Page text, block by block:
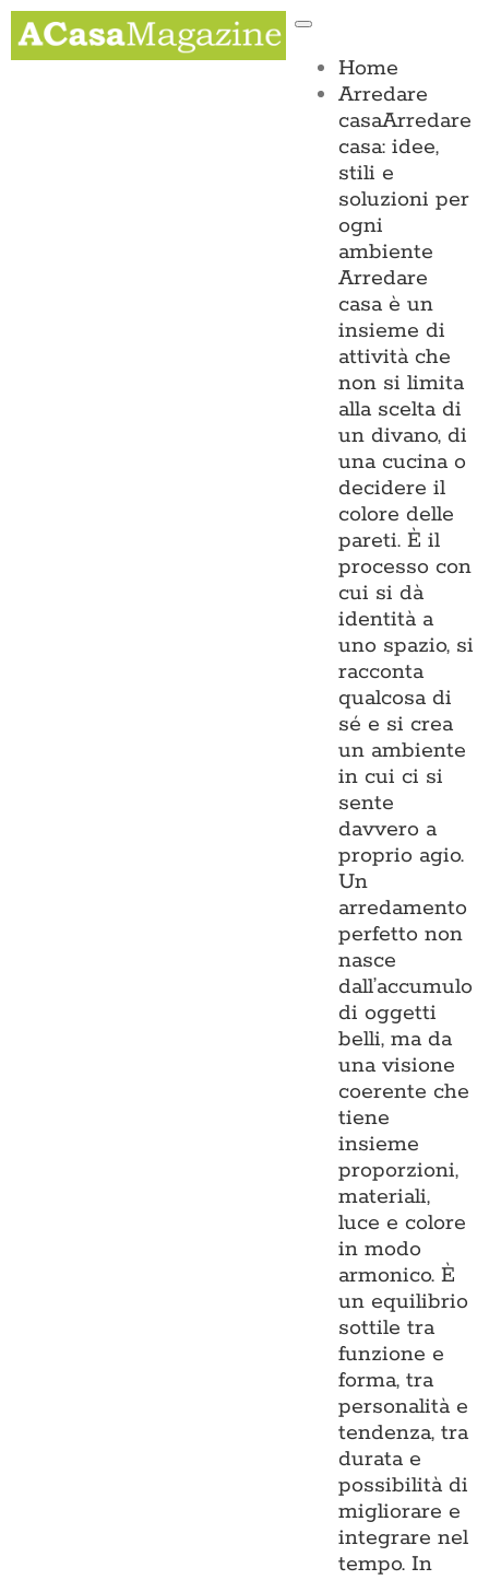
Salta
contenuto
Toggle
Home
Arredare
casaArredare
casa: idee,
stili e
soluzioni per
ogni
ambiente
Arredare
casa è un
insieme di
attività che
non si limita
alla scelta di
un divano, di
una cucina o
decidere il
colore delle
pareti. È il
processo con
cui si dà
identità a
uno spazio, si
racconta
qualcosa di
sé e si crea
un ambiente
in cui ci si
sente
davvero a
proprio agio.
Un
arredamento
perfetto non
nasce
dall’accumulo
di oggetti
belli, ma da
una visione
coerente che
tiene
insieme
proporzioni,
materiali,
luce e colore
in modo
armonico. È
un equilibrio
sottile tra
funzione e
forma, tra
personalità e
tendenza, tra
durata e
possibilità di
migliorare e
integrare nel
tempo. In